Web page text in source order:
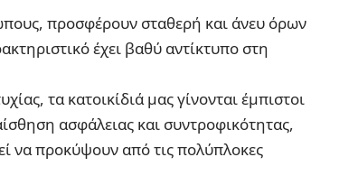
προσφέρουν σταθερή και άνευ όρων
έχει βαθύ αντίκτυπο στη
τα κατοικίδιά μας γίνονται έμπιστοι
ασφάλειας και συντροφικότητας,
να προκύψουν από τις πολύπλοκες